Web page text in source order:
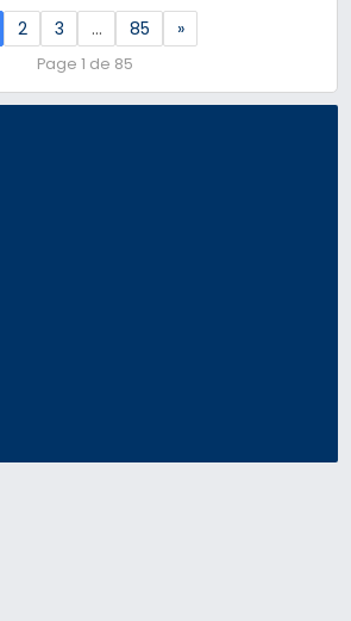
2 3 … 85 »
Page 1 de 85